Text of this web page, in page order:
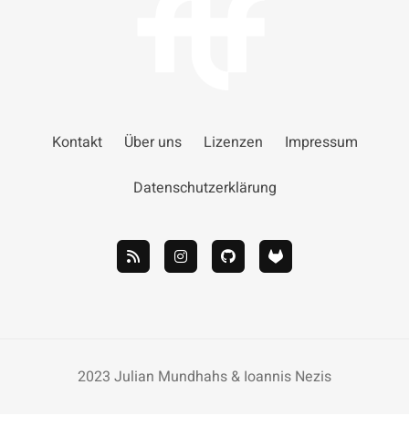
Kontakt Über uns Lizenzen Impressum
Datenschutzerklärung
2023 Julian Mundhahs & Ioannis Nezis